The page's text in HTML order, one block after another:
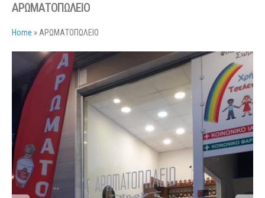
ΑΡΩΜΑΤΟΠΩΛΕΙΟ
Home » ΑΡΩΜΑΤΟΠΩΛΕΙΟ